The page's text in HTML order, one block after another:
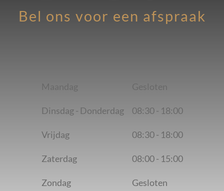
Bel ons voor een afspraak
Maandag Gesloten
Dinsdag - Donderdag 08:30 - 18:00
Vrijdag 08:30 - 18:00
Zaterdag 08:00 - 15:00
Zondag Gesloten